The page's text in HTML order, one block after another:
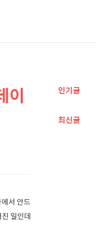
이
서 안드
일인데
추
정
인기글
최신글